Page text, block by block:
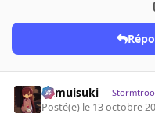
kamuisuki
Posté(e) le 13 octobre